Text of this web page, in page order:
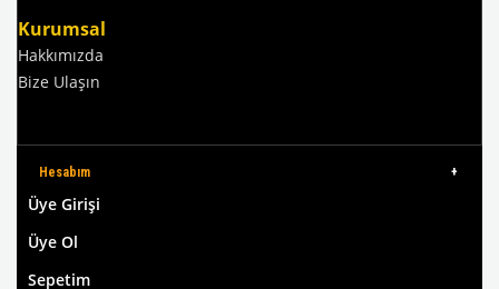
Kurumsal
Hakkımızda
Bize Ulaşın
Hesabım
Üye Girişi
Üye Ol
Sepetim